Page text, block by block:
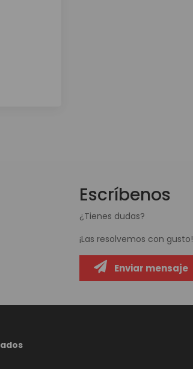
Escríbenos
¿Tienes dudas?
¡Las resolvemos con gusto!
Enviar mensaje